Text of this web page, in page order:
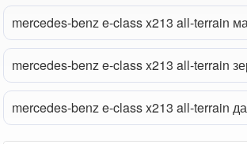
mercedes-benz e-class x213 all-terrain
mercedes-benz e-class x213 all-terrain
mercedes-benz e-class x213 all-terrain